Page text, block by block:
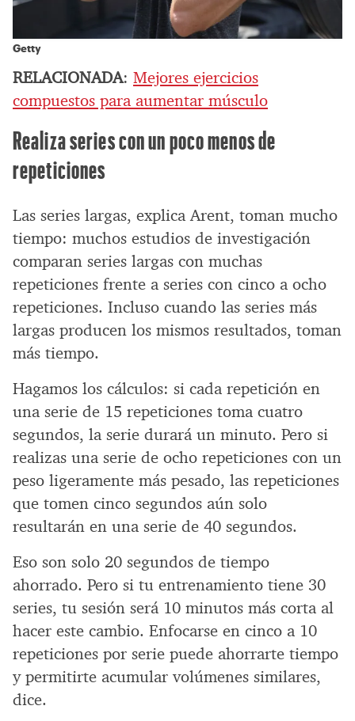
Getty
RELACIONADA: Mejores ejercicios
compuestos para aumentar músculo
Realiza series con un poco menos de
repeticiones
Las series largas, explica Arent, toman mucho
tiempo: muchos estudios de investigación
comparan series largas con muchas
repeticiones frente a series con cinco a ocho
repeticiones. Incluso cuando las series más
largas producen los mismos resultados, toman
más tiempo.
Hagamos los cálculos: si cada repetición en
una serie de 15 repeticiones toma cuatro
segundos, la serie durará un minuto. Pero si
realizas una serie de ocho repeticiones con un
peso ligeramente más pesado, las repeticiones
que tomen cinco segundos aún solo
resultarán en una serie de 40 segundos.
Eso son solo 20 segundos de tiempo
ahorrado. Pero si tu entrenamiento tiene 30
series, tu sesión será 10 minutos más corta al
hacer este cambio. Enfocarse en cinco a 10
repeticiones por serie puede ahorrarte tiempo
y permitirte acumular volúmenes similares,
dice.